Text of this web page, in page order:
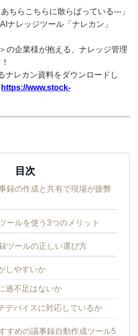
ちらこちらに散らばっている---」
ナレッジツール「ナレカン」
の企業様が抱える、ナレッジ管理
ナレカン資料をダウンロードし
https://www.stock-
目次
録の作成と共有で現場が疲弊
ールを使う3つのメリット
ツールの正しい選び方
しやすいか
過不足はないか
デバイスに対応しているか
すめの議事録自動作成ツール5